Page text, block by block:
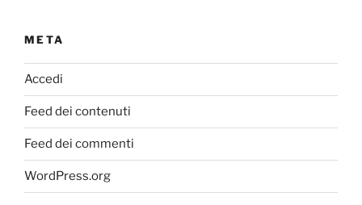
META
Accedi
Feed dei contenuti
Feed dei commenti
WordPress.org